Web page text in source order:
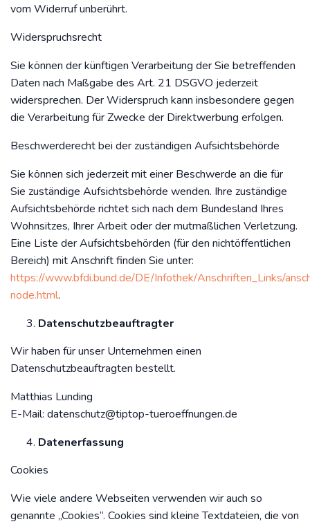
vom Widerruf unberührt.
Widerspruchsrecht
Sie können der künftigen Verarbeitung der Sie betreffenden
Daten nach Maßgabe des Art. 21 DSGVO jederzeit
widersprechen. Der Widerspruch kann insbesondere gegen
die Verarbeitung für Zwecke der Direktwerbung erfolgen.
Beschwerderecht bei der zuständigen Aufsichtsbehörde
Sie können sich jederzeit mit einer Beschwerde an die für
Sie zuständige Aufsichtsbehörde wenden. Ihre zuständige
Aufsichtsbehörde richtet sich nach dem Bundesland Ihres
Wohnsitzes, Ihrer Arbeit oder der mutmaßlichen Verletzung.
Eine Liste der Aufsichtsbehörden (für den nichtöffentlichen
Bereich) mit Anschrift finden Sie unter:
https://www.bfdi.bund.de/DE/Infothek/Anschriften_Links/
node.html.
Datenschutzbeauftragter
Wir haben für unser Unternehmen einen
Datenschutzbeauftragten bestellt.
Matthias Lunding
E-Mail: datenschutz@tiptop-tueroeffnungen.de
Datenerfassung
Cookies
Wie viele andere Webseiten verwenden wir auch so
genannte „Cookies“. Cookies sind kleine Textdateien, die von